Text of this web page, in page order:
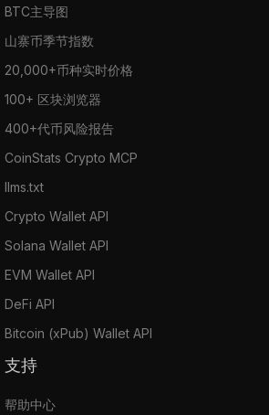
BTC主导图
山寨币季节指数
20,000+币种实时价格
100+ 区块浏览器
400+代币风险报告
CoinStats Crypto MCP
llms.txt
Crypto Wallet API
Solana Wallet API
EVM Wallet API
DeFi API
Bitcoin (xPub) Wallet API
支持
帮助中心